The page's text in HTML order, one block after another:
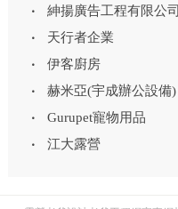
紳揚廣告工程有限公司
天行者企業
伊客廚房
赫米亞(宇成辦公設備)
Gurupet寵物用品
江大露營